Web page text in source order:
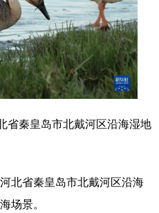
图片 政务
金融 汽车
信息化 数字经济
银龄 溯源中国
能源 会展
亚太网 上市公司
秦皇岛市北戴河区沿海湿地
省秦皇岛市北戴河区沿海
场景。